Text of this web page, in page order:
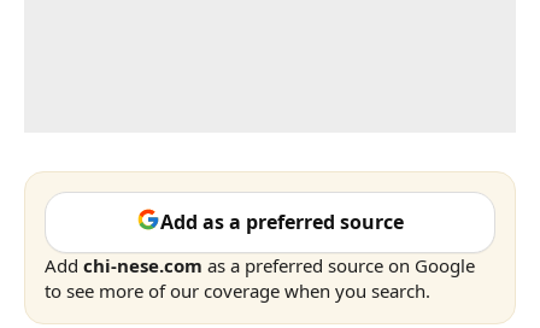
Add as a preferred source
Add chi-nese.com as a preferred source on Google
to see more of our coverage when you search.